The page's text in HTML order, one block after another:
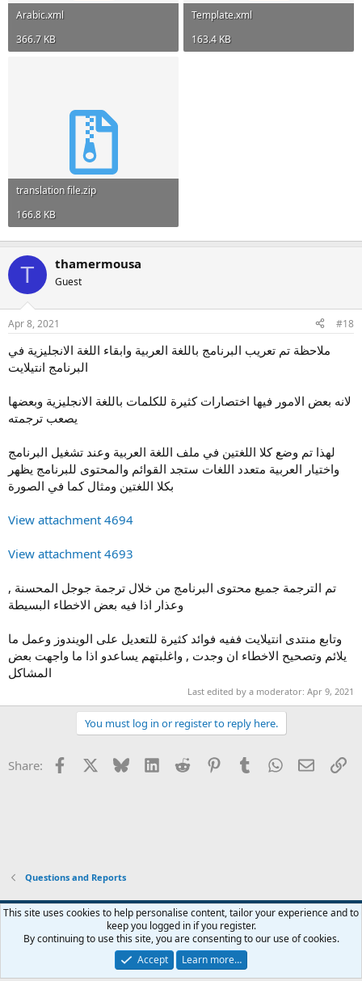
Arabic.xml
366.7 KB
Template.xml
163.4 KB
translation file.zip
166.8 KB
T thamermousa
Guest
Apr 8, 2021 #18
ملاحظة تم تعريب البرنامج باللغة العربية وابقاء اللغة الانجليزية في
البرنامج انتيلايت
لانه بعض الامور فيها اختصارات كثيرة للكلمات باللغة الانجليزية وبعضها
يصعب ترجمته
لهذا تم وضع كلا اللغتين في ملف اللغة العربية وعند تشغيل البرنامج
واختيار العربية متعدد اللغات ستجد القوائم والمحتوى للبرنامج يظهر
بكلا اللغتين ومثال كما في الصورة
View attachment 4694
View attachment 4693
تم الترجمة جميع محتوى البرنامج من خلال ترجمة جوجل المحسنة ,
وعذار اذا فيه بعض الاخطاء البسيطة
وتابع منتدى انتيلايت ففيه فوائد كثيرة للتعديل على الويندوز وعمل ما
يلائم وتصحيح الاخطاء ان وجدت , واغلبتهم يساعدو اذا ما واجهت بعض
المشاكل
Last edited by a moderator: Apr 9, 2021
You must log in or register to reply here.
Share: Facebook Bluesky LinkedInReddit PinterestTumblrWhatsApp
Email
Questions and Reports
Contact us Terms and rules Privacy policy Help Home
R
S
Community platform by XenForo® © 2010-2026 XenForo Ltd.
This site uses cookies to help personalise content, tailor your experience and to
keep you logged in if you register.
By continuing to use this site, you are consenting to our use of cookies.
Accept
Learn more…